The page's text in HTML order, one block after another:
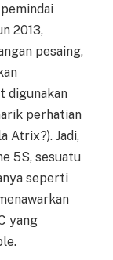
2013,
pesaing,
digunakan
perhatian
Atrix?). Jadi,
5S, sesuatu
seperti
yang